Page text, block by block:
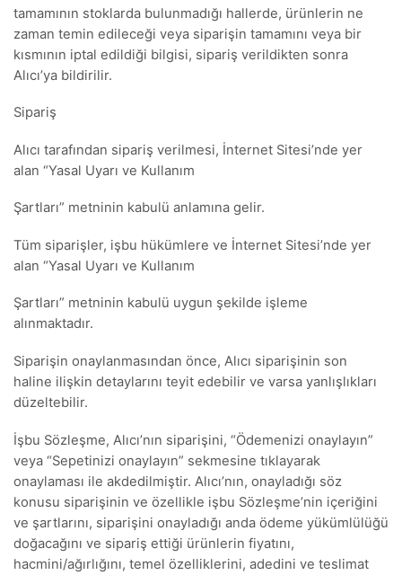
tamamının stoklarda bulunmadığı hallerde, ürünlerin ne
zaman temin edileceği veya siparişin tamamını veya bir
kısmının iptal edildiği bilgisi, sipariş verildikten sonra
Alıcı’ya bildirilir.
Sipariş
Alıcı tarafından sipariş verilmesi, İnternet Sitesi’nde yer
alan “Yasal Uyarı ve Kullanım
Şartları” metninin kabulü anlamına gelir.
Tüm siparişler, işbu hükümlere ve İnternet Sitesi’nde yer
alan “Yasal Uyarı ve Kullanım
Şartları” metninin kabulü uygun şekilde işleme
alınmaktadır.
Siparişin onaylanmasından önce, Alıcı siparişinin son
haline ilişkin detaylarını teyit edebilir ve varsa yanlışlıkları
düzeltebilir.
İşbu Sözleşme, Alıcı’nın siparişini, “Ödemenizi onaylayın”
veya “Sepetinizi onaylayın” sekmesine tıklayarak
onaylaması ile akdedilmiştir. Alıcı’nın, onayladığı söz
konusu siparişinin ve özellikle işbu Sözleşme’nin içeriğini
ve şartlarını, siparişini onayladığı anda ödeme yükümlülüğü
doğacağını ve sipariş ettiği ürünlerin fiyatını,
hacmini/ağırlığını, temel özelliklerini, adedini ve teslimat